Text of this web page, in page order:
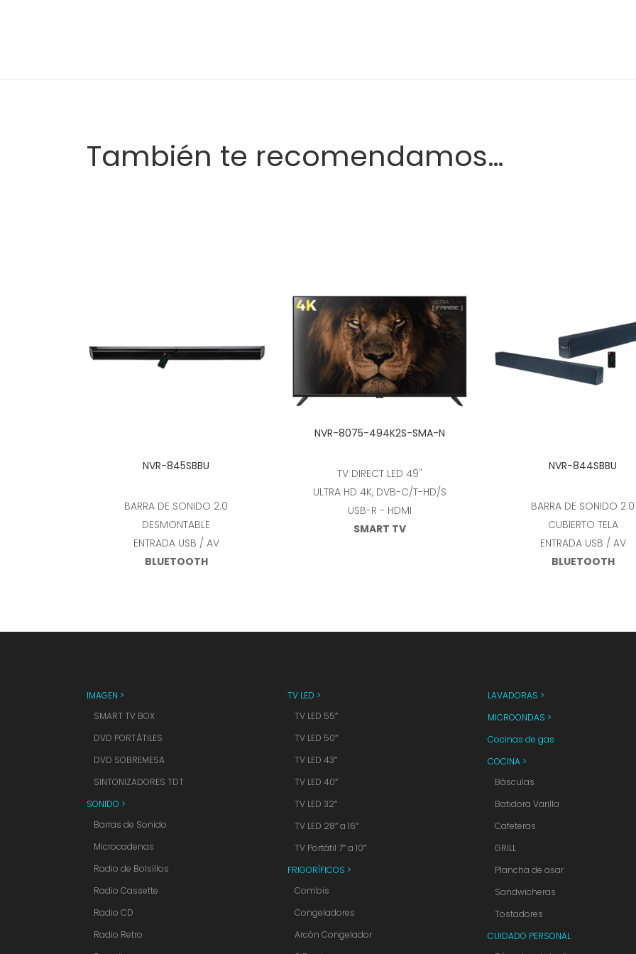
También te recomendamos…
NVR-845SBBU
BARRA DE SONIDO 2.0
DESMONTABLE
ENTRADA USB / AV
BLUETOOTH
Leer más
NVR-8075-494K2S-SMA-N
TV DIRECT LED 49"
ULTRA HD 4K, DVB-C/T-HD/S
USB-R - HDMI
SMART TV
NVR-844SBBU
BARRA DE SONIDO 2.0
CUBIERTO TELA
ENTRADA USB / AV
BLUETOOTH
IMAGEN >
SMART TV BOX
DVD PORTÁTILES
DVD SOBREMESA
SINTONIZADORES TDT
SONIDO >
Barras de Sonido
Microcadenas
Radio de Bolsillos
Radio Cassette
Radio CD
Radio Retro
TV LED >
TV LED 55″
TV LED 50″
TV LED 43″
TV LED 40″
TV LED 32″
TV LED 28″ a 16″
TV Portátil 7″ a 10″
FRIGORÍFICOS >
Combis
Congeladores
Arcón Congelador
LAVADORAS >
MICROONDAS >
Cocinas de gas
COCINA >
Básculas
Batidora Varilla
Cafeteras
GRILL
Plancha de asar
Sandwicheras
Tostadores
CUIDADO PERSONAL